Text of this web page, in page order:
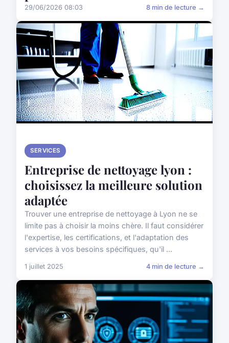
29/06/2026 08:03 8 min de lecture →
SERVICES
Entreprise de nettoyage lyon :
choisissez la meilleure solution
adaptée
Trouver une entreprise de nettoyage à Lyon ne se
limite pas à choisir la moins chère. Il faut considérer
l'expertise, les certifications, et l'adaptation des
services à vos besoins spécifiques, qu'il ...
1 juillet 2025 4 min de lecture →